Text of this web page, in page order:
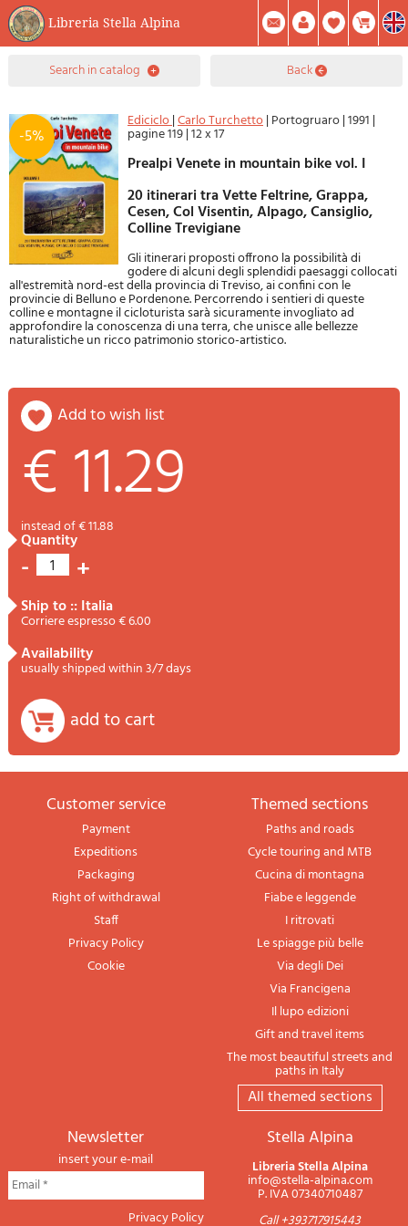
Libreria Stella Alpina
0Item(s) In Your Cart
Summary
Facebook
Create Account Mod. Password
search in catalog back
-5%
Ediciclo|Carlo Turchetto| Portogruaro|1991 |
pagine 119|12 x 17
Prealpi Venete in mountain bike vol. I
20 itinerari tra Vette Feltrine, Grappa,
Cesen, Col Visentin, Alpago, Cansiglio,
Colline Trevigiane
Gli itinerari proposti offrono la possibilità di
godere di alcuni degli splendidi paesaggi collocati
all'estremità nord-est della provincia di Treviso, ai confini con le
provincie di Belluno e Pordenone. Percorrendo i sentieri di queste
colline e montagne il cicloturista sarà sicuramente invogliato ad
approfondire la conoscenza di una terra, che unisce alle bellezze
naturalistiche un ricco patrimonio storico-artistico.
add to wish list
€ 11.29
instead of € 11.88
quantity
- 1 +
ship to :: Italia
Corriere espresso € 6.00
availability
usually shipped within 3/7 days
add to cart
Customer service
Payment
Expeditions
Packaging
Right of withdrawal
Staff
Privacy Policy
Cookie
themed sections
Paths and roads
Cycle touring and MTB
Cucina di montagna
Fiabe e leggende
I ritrovati
Le spiagge più belle
Via degli Dei
Via Francigena
Il lupo edizioni
Gift and travel items
The most beautiful streets and
paths in Italy
All themed sections
newsletter
insert your e-mail
Privacy Policy
Stella Alpina
Libreria Stella Alpina
info@stella-alpina.com
P. IVA 07340710487
Call +393717915443